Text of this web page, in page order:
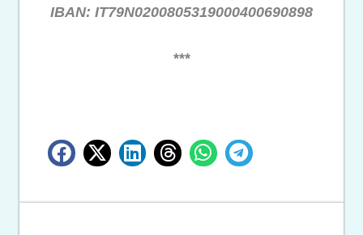
IBAN: IT79N0200805319000400690898
***